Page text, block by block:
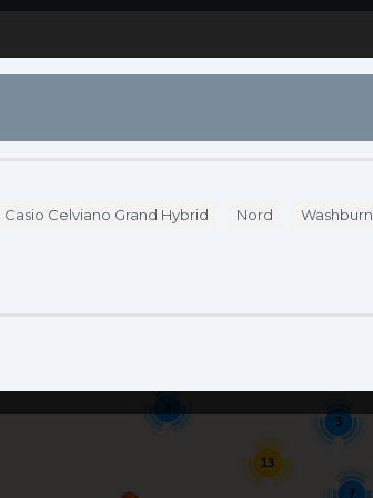
7
13
3
Casio Celviano Grand Hybrid Nord Washburn